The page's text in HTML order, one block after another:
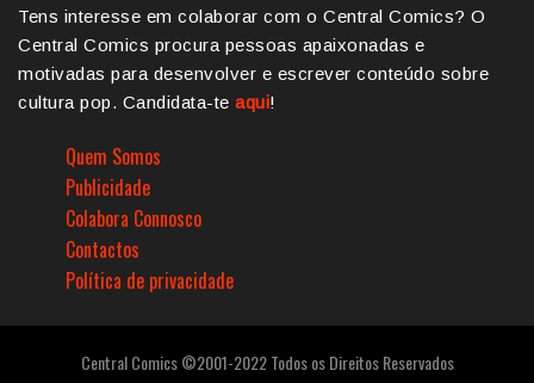
Tens interesse em colaborar com o Central Comics? O
Central Comics procura pessoas apaixonadas e
motivadas para desenvolver e escrever conteúdo sobre
cultura pop. Candidata-te aqui!
Quem Somos
Publicidade
Colabora Connosco
Contactos
Política de privacidade
Central Comics ©2001-2022 Todos os Direitos Reservados